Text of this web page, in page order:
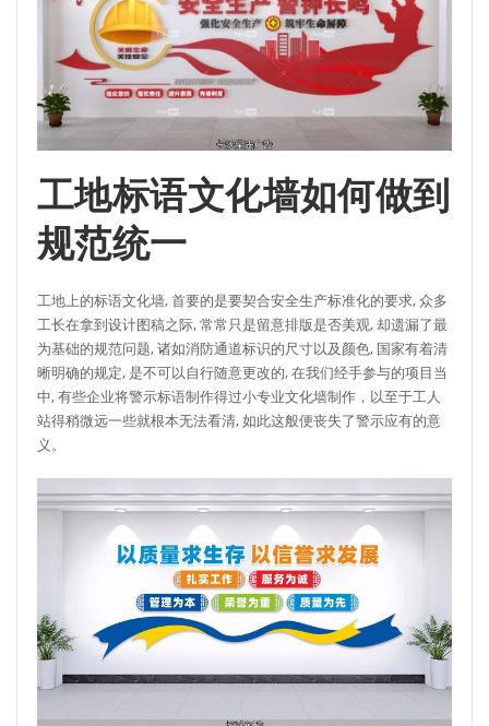
工地标语文化墙如何做到
规范统一
工地上的标语文化墙, 首要的是要契合安全生产标准化的要求, 众多
工长在拿到设计图稿之际, 常常只是留意排版是否美观, 却遗漏了最
为基础的规范问题, 诸如消防通道标识的尺寸以及颜色, 国家有着清
晰明确的规定, 是不可以自行随意更改的, 在我们经手参与的项目当
中, 有些企业将警示标语制作得过小专业文化墙制作，以至于工人
站得稍微远一些就根本无法看清, 如此这般便丧失了警示应有的意
义。